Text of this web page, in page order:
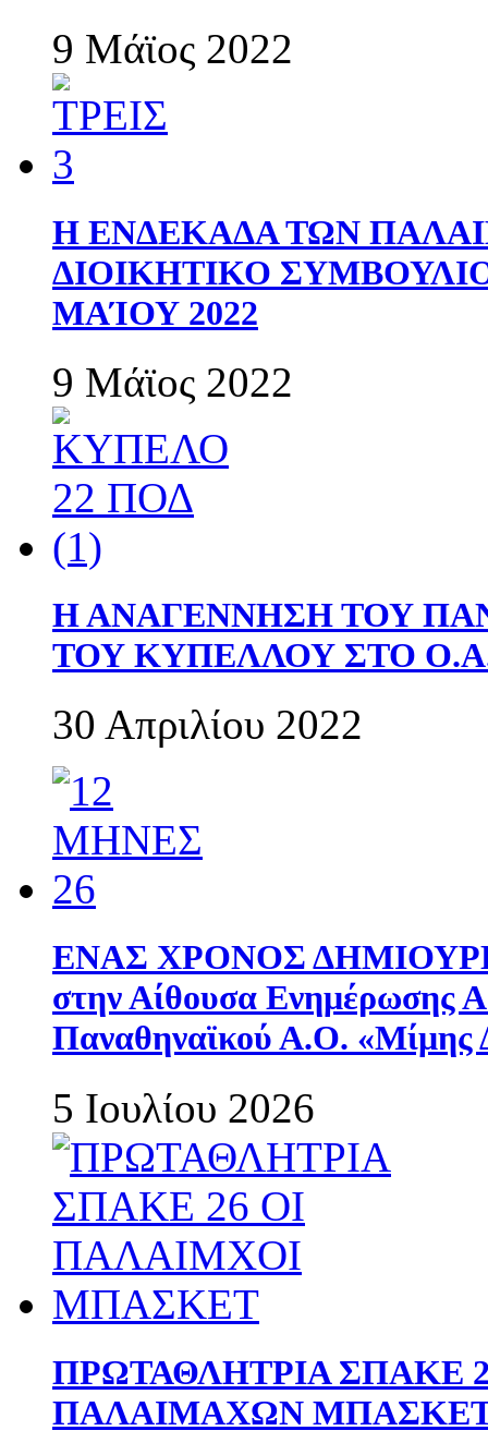
9 Μάϊος 2022
Η ΕΝΔΕΚΑΔΑ ΤΩΝ
ΔΙΟΙΚΗΤΙΚΟ
ΜΑΊΟΥ 2022
9 Μάϊος 2022
Η ΑΝΑΓΕΝΝΗΣΗ ΤΟΥ
ΤΟΥ ΚΥΠΕΛΛΟΥ ΣΤΟ
30 Απριλίου 2022
ΕΝΑΣ ΧΡΟΝΟΣ
στην Αίθουσα Ενημέρωσης
Παναθηναϊκού Α.Ο. «Μίμης
5 Ιουλίου 2026
ΠΡΩΤΑΘΛΗΤΡΙΑ ΣΠΑΚΕ
ΠΑΛΑΙΜΑΧΩΝ